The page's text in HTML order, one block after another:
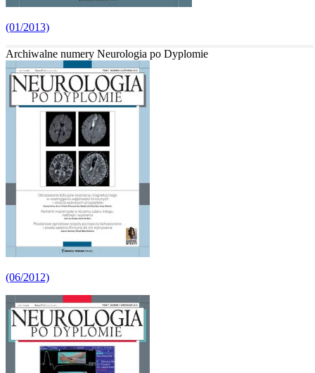
(01/2013)
Archiwalne numery Neurologia po Dyplomie
(06/2012)